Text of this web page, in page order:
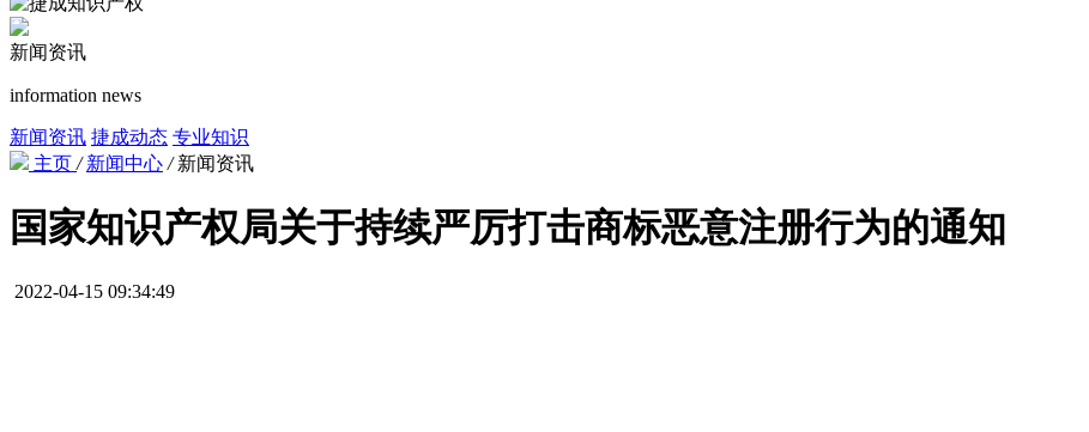
新闻资讯
information news
新闻资讯 捷成动态 专业知识
主页 / 新闻中心 / 新闻资讯
国家知识产权局关于持续严厉打击商标恶意注册行为的通知
2022-04-15 09:34:49